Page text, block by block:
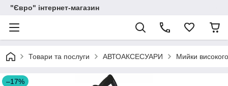
"Євро" інтернет-магазин
Товари та послуги АВТОАКСЕСУАРИ Мийки
–17%